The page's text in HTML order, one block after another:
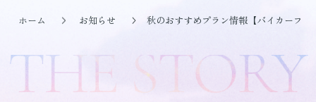
ホーム お知らせ 秋のおすすめプラン情報【バイカープ